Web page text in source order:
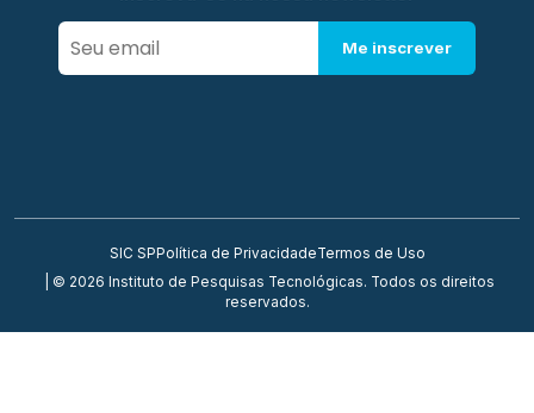
Me inscrever
SIC SP Política de PrivacidadeTermos de Uso
| © 2026 Instituto de Pesquisas Tecnológicas. Todos os direitos
reservados.